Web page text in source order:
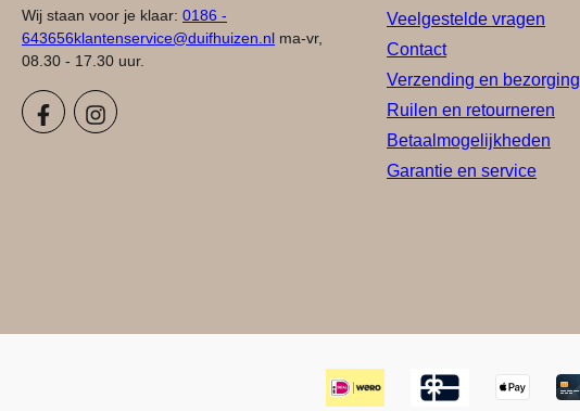
Wij staan voor je klaar: 0186 -
643656klantenservice@duifhuizen.nl ma-vr,
08.30 - 17.30 uur.
Veelgestelde vragen
Contact
Verzending en bezorging
Ruilen en retourneren
Betaalmogelijkheden
Garantie en service